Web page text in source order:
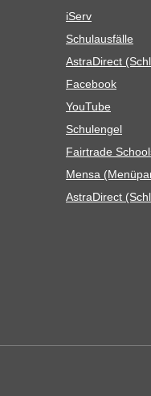
iServ
Schul­aus­fälle
Astra­Di­rect
Face­book
You­Tube
Schul­en­gel
Fair­trade
Mensa
Astra­Di­rect